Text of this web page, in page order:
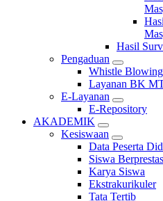
Hasil
Pengaduan
Whistle
Layanan BK
E-Layanan
E-Repository
AKADEMIK
Kesiswaan
Data Peserta
Siswa
Karya Siswa
Ekstrakurikuler
Tata Tertib